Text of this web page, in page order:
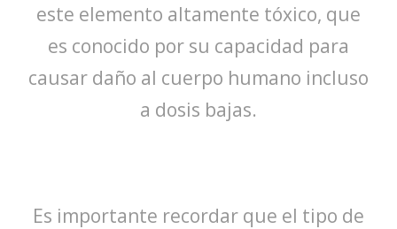
este elemento altamente tóxico, que
es conocido por su capacidad para
causar daño al cuerpo humano incluso
a dosis bajas.
Es importante recordar que el tipo de